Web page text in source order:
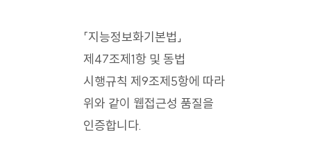
「지능정보화기본법」
제47조제1항 및 동법
시행규칙 제9조제5항에 따라
위와 같이 웹접근성 품질을
인증합니다.